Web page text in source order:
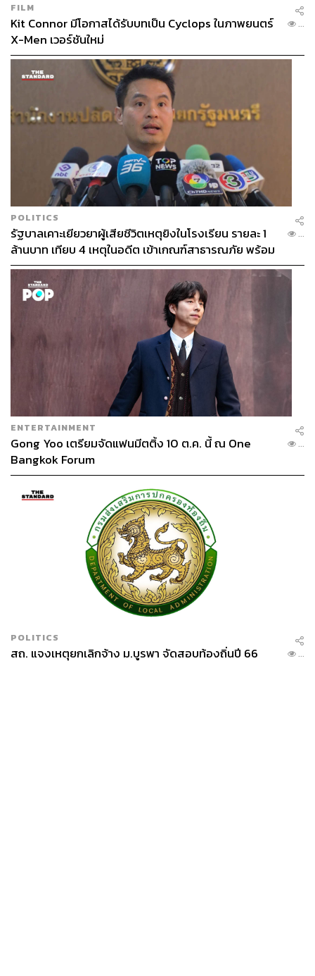
FILM
Kit Connor มีโอกาสได้รับบทเป็น Cyclops ในภาพยนตร์
X-Men เวอร์ชันใหม่
...
POLITICS
รัฐบาลเคาะเยียวยาผู้เสียชีวิตเหตุยิงในโรงเรียน รายละ 1
ล้านบาท เทียบ 4 เหตุในอดีต เข้าเกณฑ์สาธารณภัย พร้อม
เร่งจ่ายโดยเร็ว
...
ENTERTAINMENT
Gong Yoo เตรียมจัดแฟนมีตติ้ง 10 ต.ค. นี้ ณ One
Bangkok Forum
...
POLITICS
สถ. แจงเหตุยกเลิกจ้าง ม.บูรพา จัดสอบท้องถิ่นปี 66 ...